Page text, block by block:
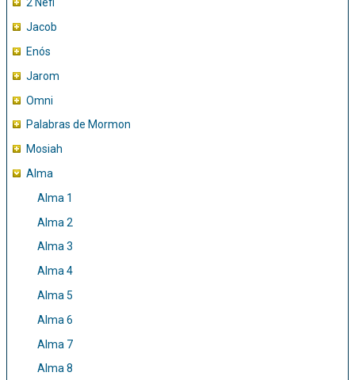
2 Nefi
Jacob
Enós
Jarom
Omni
Palabras de Mormon
Mosiah
Alma
Alma 1
Alma 2
Alma 3
Alma 4
Alma 5
Alma 6
Alma 7
Alma 8